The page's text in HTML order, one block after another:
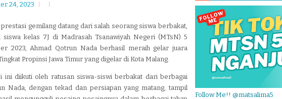
24, 2023
gemilang datang dari salah seorang siswa berbakat,
kelas 7J di Madrasah Tsanawiyah Negeri (MTsN) 5
2023, Ahmad Qotrun Nada berhasil meraih gelar juara
Propinsi Jawa Timur yang digelar di Kota Malang.
ini diikuti oleh ratusan siswa-siswi berbakat dari berbagai
Nada, dengan tekad dan persiapan yang matang, tampil
Follow Me!! @matsalima5